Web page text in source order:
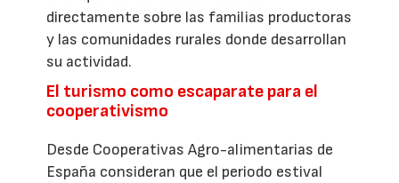
directamente sobre las familias productoras
y las comunidades rurales donde desarrollan
su actividad.
El turismo como escaparate para el
cooperativismo
Desde Cooperativas Agro-alimentarias de
España consideran que el periodo estival